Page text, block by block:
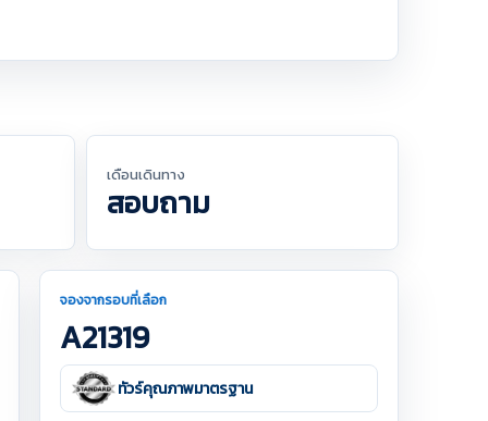
เดือนเดินทาง
สอบถาม
จองจากรอบที่เลือก
A21319
ทัวร์คุณภาพมาตรฐาน